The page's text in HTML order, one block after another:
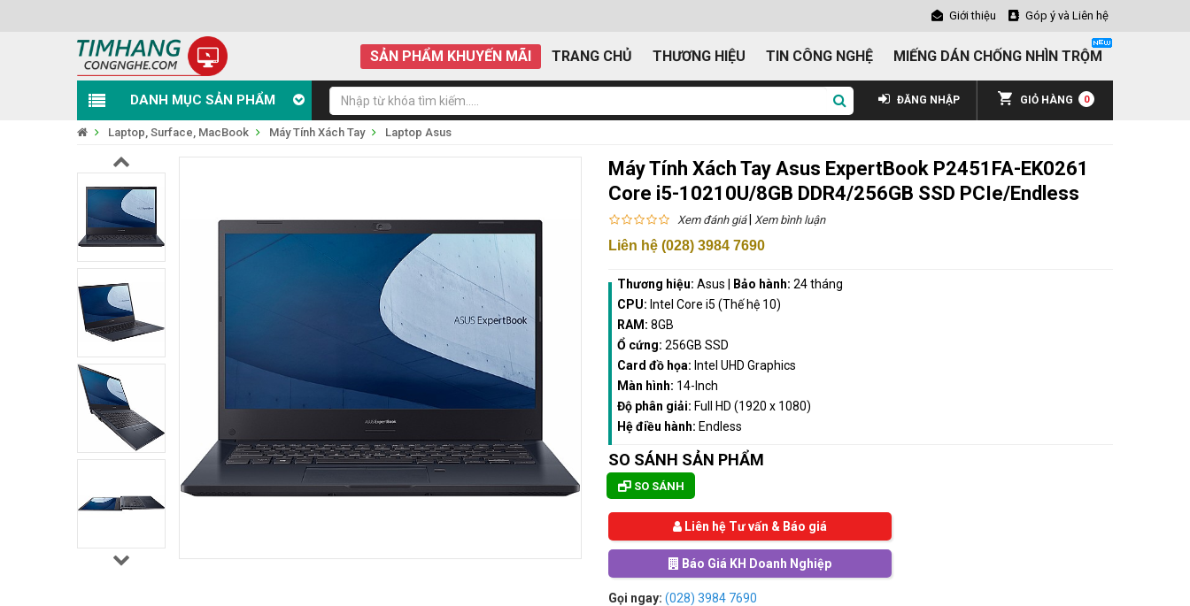
Giới thiệu Góp ý và Liên hệ
SẢN PHẨM KHUYẾN MÃI TRANG CHỦ THƯƠNG HIỆU TIN CÔNG NGHỆ MIẾNG DÁN CHỐNG NHÌN TRỘM
DANH MỤC SẢN PHẨM GIỎ HÀNG 0
ĐĂNG NHẬP
Laptop, Surface, MacBook Máy Tính Xách Tay Laptop Asus
Máy Tính Xách Tay Asus ExpertBook P2451FA-EK0261
Core i5-10210U/8GB DDR4/256GB SSD PCIe/Endless
Xem đánh giá| Xem bình luận
Liên hệ (028) 3984 7690
Thương hiệu: Asus Bảo hành: 24 tháng
CPU: Intel Core i5 (Thế hệ 10)
RAM: 8GB
Ổ cứng: 256GB SSD
Card đồ họa: Intel UHD Graphics
Màn hình: 14-Inch
Độ phân giải: Full HD (1920 x 1080)
Hệ điều hành: Endless
SO SÁNH SẢN PHẨM
SO SÁNH
Liên hệ Tư vấn & Báo giá
Báo Giá KH Doanh Nghiệp
Gọi ngay: (028) 3984 7690